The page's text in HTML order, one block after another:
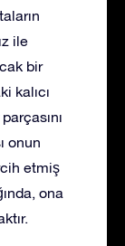
ile
bir
kalıcı
onun
etmiş
ona